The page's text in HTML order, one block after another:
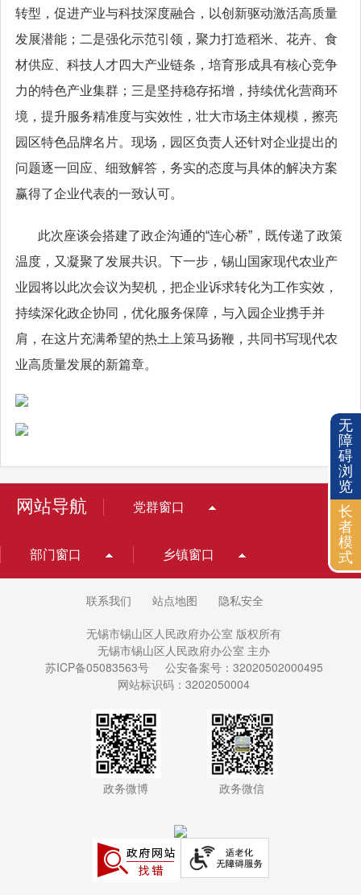
转型，促进产业与科技深度融合，以创新驱动激活高质量
发展潜能；二是强化示范引领，聚力打造稻米、花卉、食
材供应、科技人才四大产业链条，培育形成具有核心竞争
力的特色产业集群；三是坚持稳存拓增，持续优化营商环
境，提升服务精准度与实效性，壮大市场主体规模，擦亮
园区特色品牌名片。现场，园区负责人还针对企业提出的
问题逐一回应、细致解答，务实的态度与具体的解决方案
赢得了企业代表的一致认可。
此次座谈会搭建了政企沟通的“连心桥”，既传递了政策
温度，又凝聚了发展共识。下一步，锡山国家现代农业产
业园将以此次会议为契机，把企业诉求转化为工作实效，
持续深化政企协同，优化服务保障，与入园企业携手并
肩，在这片充满希望的热土上策马扬鞭，共同书写现代农
业高质量发展的新篇章。
网站导航 党群窗口
部门窗口 乡镇窗口
联系我们 站点地图 隐私安全
无锡市锡山区人民政府办公室 版权所有
无锡市锡山区人民政府办公室 主办
苏ICP备05083563号
公安备案号：32020502000495
网站标识码：3202050004
政务微博 政务微信
无
障
碍
浏
览
长
者
模
式